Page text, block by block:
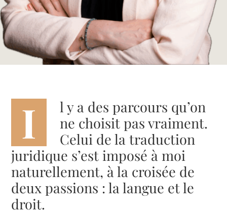
I
l y a des parcours qu’on
ne choisit pas vraiment.
Celui de la traduction
juridique s’est imposé à moi
naturellement, à la croisée de
deux passions : la langue et le
droit.